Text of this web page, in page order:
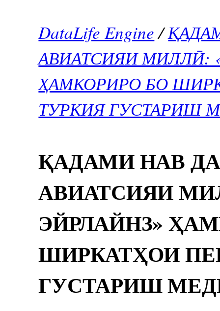
DataLife Engine/
АВИАТСИЯИ МИЛЛӢ:
ҲАМКОРИРО БО
ТУРКИЯ ГУСТАРИШ
ҚАДАМИ НАВ
АВИАТСИЯИ
ЭЙРЛАЙНЗ»
ШИРКАТҲОИ
ГУСТАРИШ